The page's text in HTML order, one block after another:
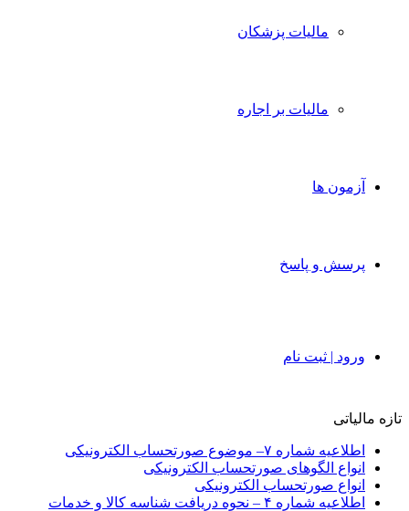
مالیات پزشکان
مالیات بر اجاره
آزمون ها
پرسش و پاسخ
ورود | ثبت نام
تازه مالیاتی
اطلاعیه شماره ۷– موضوع صورتحساب الکترونیکی
انواع الگوهای صورتحساب الکترونیکی
انواع صورتحساب الکترونیکی
اطلاعیه شماره ۴ – نحوه دریافت شناسه کالا و خدمات